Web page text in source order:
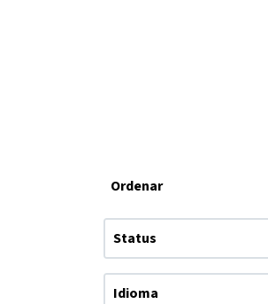
Ordenar
Status
Idioma